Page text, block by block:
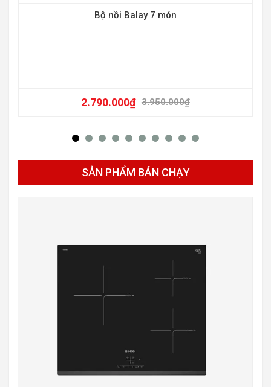
Bộ nồi Balay 7 món
3.950.000₫
2.790.000₫
SẢN PHẨM BÁN CHẠY